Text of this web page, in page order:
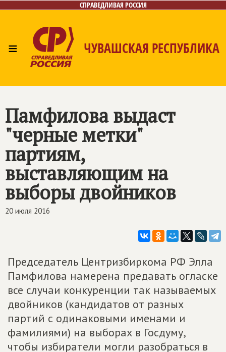
СПРАВЕДЛИВАЯ РОССИЯ
≡ ЧУВАШСКАЯ РЕСПУБЛИКА
Памфилова выдаст
"черные метки"
партиям,
выставляющим на
выборы двойников
20 июля 2016
Председатель Центризбиркома РФ Элла
Памфилова намерена предавать огласке
все случаи конкуренции так называемых
двойников (кандидатов от разных
партий с одинаковыми именами и
фамилиями) на выборах в Госдуму,
чтобы избиратели могли разобраться в